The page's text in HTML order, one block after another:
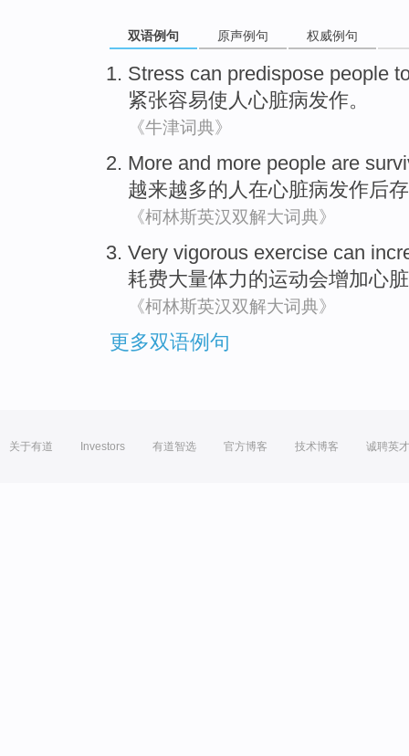
双语例句 原声例句 权威例句
Stress can predispose people
紧张容易使人心脏病发作。
《牛津词典》
More and more people are
越来越多的 人 在心脏病发作后
《柯林斯英汉双解大词典》
Very vigorous exercise can
耗费大量体力的运动会增加心
《柯林斯英汉双解大词典》
更多双语例句
关于有道 Investors 有道智选 官方博客 技术博客 诚聘英才